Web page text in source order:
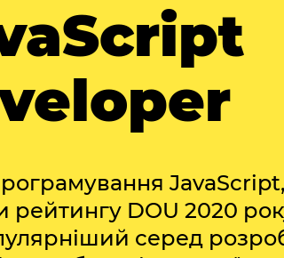
рейтингу DOU 2020
серед